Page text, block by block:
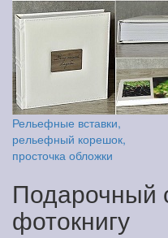
Рельефные вставки,
рельефный корешок,
просточка обложки
Подарочный
фотокнигу